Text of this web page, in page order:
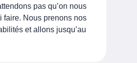
pas qu’on nous
faire. Nous prenons nos
et allons jusqu’au